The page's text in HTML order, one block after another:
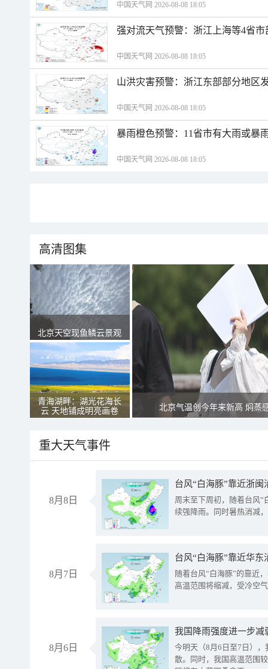
中国天气网 2026-08-08 18:05
强对流天气预警：浙江上海等4省
中国天气网 2026-08-08 18:05
山洪灾害预警：浙江东部部分地区
中国天气网 2026-08-08 18:05
暴雨橙色预警：11省市有大雨或暴
中国天气网 2026-08-08 18:05
高清图集
北京天空现鱼鳞云景观
青海湖畔：湖光花海长
云 天地铺成明亮画卷
北京气温创今年来新高 焖蒸
重大天气事件
8月8日
台风“白海豚”靠近浙
周末至下周初，随着台风“
续强降雨。同时暑热消减
8月7日
台风“白海豚”靠近华
随着台风“白海豚”的靠近
高温范围将缩减，受冷空
8月6日
今明天（8月6日至7日）
散。同时，我国高温范围